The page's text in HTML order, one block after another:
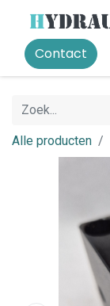
Contact
Alle producten